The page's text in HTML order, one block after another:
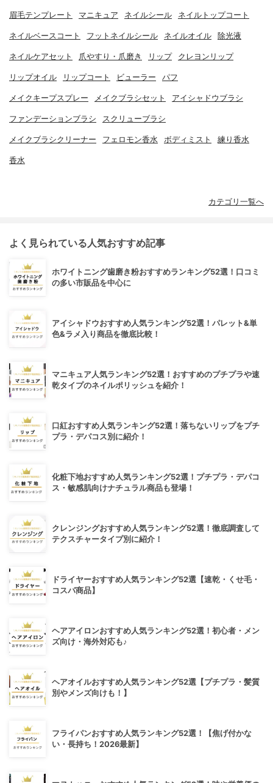
眉毛テンプレート マニキュア ネイルシール ネイルトップコート
ネイルベースコート フットネイルシール ネイルオイル 除光液
ネイルケアセット 爪やすり・爪磨き リップ クレヨンリップ
リップオイル リップコート ビューラー パフ
メイクキープスプレー メイクブラシセット アイシャドウブラシ
ファンデーションブラシ スクリューブラシ
メイクブラシクリーナー フェロモン香水 ボディミスト 練り香水
香水
カテゴリ一覧へ
よく見られている人気おすすめ記事
ホワイトニング歯磨き粉おすすめランキング52選！口コミ
の多い市販品を中心に
アイシャドウおすすめ人気ランキング52選！パレット&単
色&ラメ入り商品を徹底比較！
マニキュア人気ランキング52選！おすすめのプチプラや速
乾タイプのネイルポリッシュを紹介！
口紅おすすめ人気ランキング52選！落ちないリップをプチ
プラ・デパコス別に紹介！
化粧下地おすすめ人気ランキング52選！プチプラ・デパコ
ス・敏感肌向けナチュラル商品も登場！
クレンジングおすすめ人気ランキング52選！徹底調査して
テクスチャータイプ別に紹介！
ドライヤーおすすめ人気ランキング52選【速乾・くせ毛・
コスパ商品】
ヘアアイロンおすすめ人気ランキング52選！初心者・メン
ズ向け・海外対応も♪
ヘアオイルおすすめ人気ランキング52選【プチプラ・髪質
別やメンズ向けも！】
フライパンおすすめ人気ランキング52選！【焦げ付かな
い・長持ち！2026最新】